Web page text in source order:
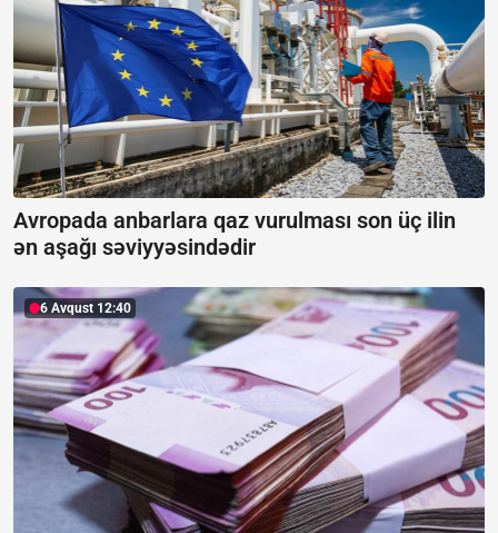
Avropada anbarlara qaz vurulması son üç ilin
ən aşağı səviyyəsindədir
6 Avqust 12:40